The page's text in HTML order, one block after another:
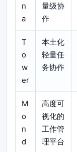
n
a
量级协
作
T
o
w
er
本土化
轻量任
务协作
M
o
n
d
高度可
视化的
工作管
理平台